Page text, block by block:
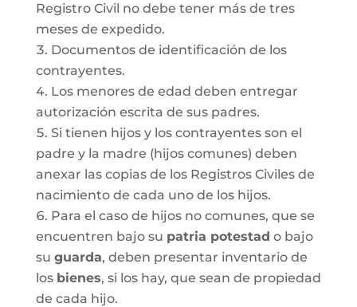
Registro Civil no debe tener más de tres
meses de expedido.
Documentos de identificación de los
contrayentes.
Los menores de edad deben entregar
autorización escrita de sus padres.
Si tienen hijos y los contrayentes son el
padre y la madre (hijos comunes) deben
anexar las copias de los Registros Civiles de
nacimiento de cada uno de los hijos.
Para el caso de hijos no comunes, que se
encuentren bajo su patria potestad o bajo
su guarda, deben presentar inventario de
los bienes, si los hay, que sean de propiedad
de cada hijo.